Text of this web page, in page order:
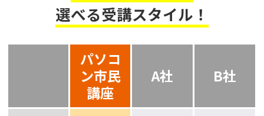
選べる受講スタイル！
パソコ
ン市民
講座
A社 B社